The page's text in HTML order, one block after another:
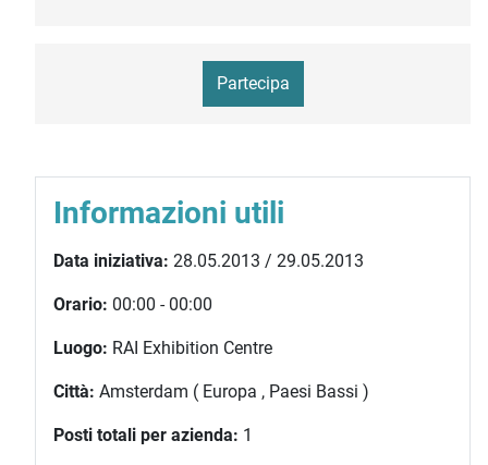
Partecipa
Informazioni utili
Data iniziativa: 28.05.2013 / 29.05.2013
Orario: 00:00 - 00:00
Luogo: RAI Exhibition Centre
Città: Amsterdam ( Europa , Paesi Bassi )
Posti totali per azienda: 1